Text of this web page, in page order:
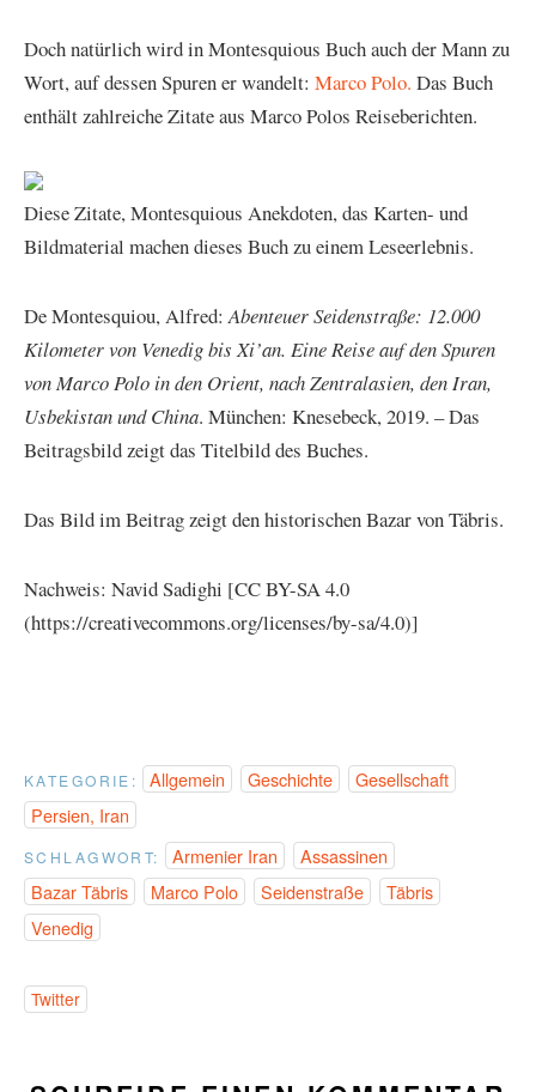
Doch natürlich wird in Montesquious Buch auch der Mann zu
Wort, auf dessen Spuren er wandelt: Marco Polo. Das Buch
enthält zahlreiche Zitate aus Marco Polos Reiseberichten.
Diese Zitate, Montesquious Anekdoten, das Karten- und
Bildmaterial machen dieses Buch zu einem Leseerlebnis.
De Montesquiou, Alfred:Abenteuer Seidenstraße: 12.000
Kilometer von Venedig bis Xi’an. Eine Reise auf den Spuren
von Marco Polo in den Orient, nach Zentralasien, den Iran,
Usbekistan und China. München: Knesebeck, 2019. – Das
Beitragsbild zeigt das Titelbild des Buches.
Das Bild im Beitrag zeigt den historischen Bazar von Täbris.
Nachweis: Navid Sadighi [CC BY-SA 4.0
(https://creativecommons.org/licenses/by-sa/4.0)]
KATEGORIE: Allgemein Geschichte
Gesellschaft
Persien, Iran
SCHLAGWORT: Armenier Iran
Assassinen
Bazar Täbris
Marco Polo Seidenstraße
Täbris
Venedig
Twitter